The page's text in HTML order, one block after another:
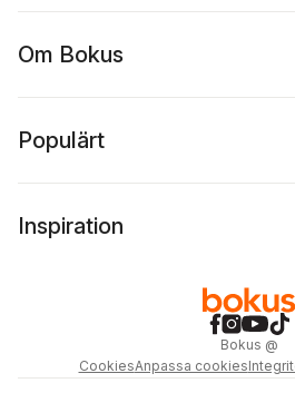
Om Bokus
Populärt
Inspiration
Bokus @
CookiesAnpassa cookies